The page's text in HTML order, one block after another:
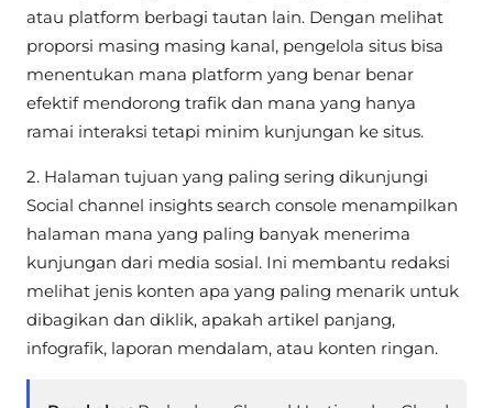
atau platform berbagi tautan lain. Dengan melihat
proporsi masing masing kanal, pengelola situs bisa
menentukan mana platform yang benar benar
efektif mendorong trafik dan mana yang hanya
ramai interaksi tetapi minim kunjungan ke situs.
2. Halaman tujuan yang paling sering dikunjungi
Social channel insights search console menampilkan
halaman mana yang paling banyak menerima
kunjungan dari media sosial. Ini membantu redaksi
melihat jenis konten apa yang paling menarik untuk
dibagikan dan diklik, apakah artikel panjang,
infografik, laporan mendalam, atau konten ringan.